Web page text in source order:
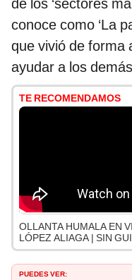
de los ‘sectores
conoce como ‘La
que vivió de forma
ayudar a los
TE RECOMENDAMOS
OLLANTA HUMALA EN
LÓPEZ ALIAGA | SIN
PUEDES VER: